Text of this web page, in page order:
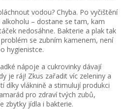
vodou? Chyba. Po vyčištění
– dostane se tam, kam
nedosáhne. Bakterie a plak tak
se zubním kamenem, není
hygienistce.
nápoje a cukrovinky dávají
je ráj! Zkus zařadit víc zeleniny a
díky vláknině a stimulují produkci
pro zdraví tvých zubů,
zbytky jídla i bakterie.